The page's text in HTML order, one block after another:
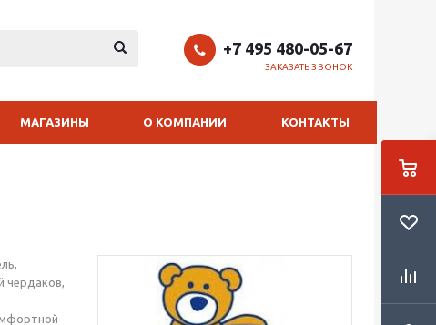
+7 495 480-05-67
ЗАКАЗАТЬ ЗВОНОК
МАГАЗИНЫ О КОМПАНИИ КОНТАКТЫ
чердаков,